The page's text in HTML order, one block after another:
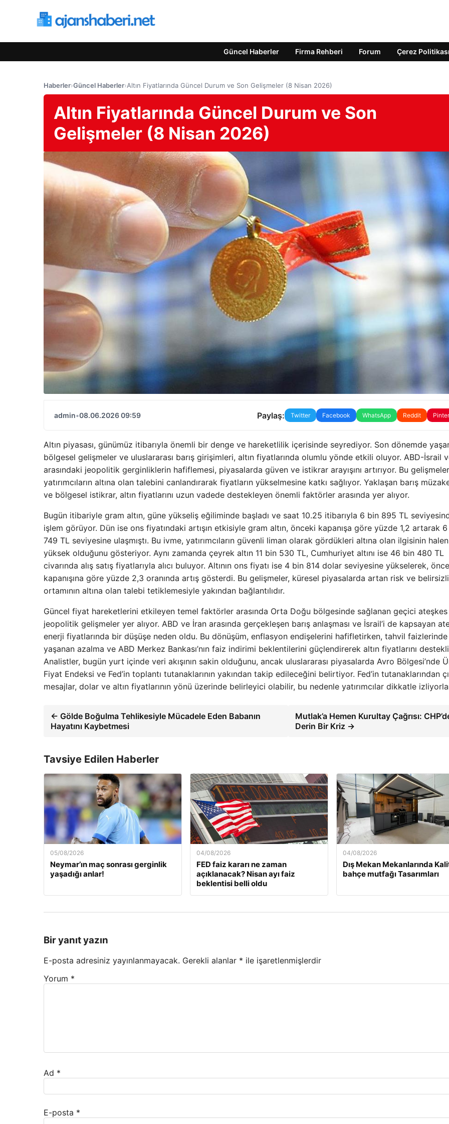
Güncel Haberler Firma Rehberi Forum Çerez Politikası
Haberler›Güncel Haberler›Altın Fiyatlarında Güncel Durum ve Son Gelişmeler (8 Nisan 2026)
Altın Fiyatlarında Güncel Durum ve Son
Gelişmeler (8 Nisan 2026)
admin•08.06.2026 09:59 Paylaş: Twitter Facebook WhatsApp Reddit
Altın piyasası, günümüz itibarıyla önemli bir denge ve hareketlilik içerisinde seyrediyor. Son dönemde
bölgesel gelişmeler ve uluslararası barış girişimleri, altın fiyatlarında olumlu yönde etkili oluyor. ABD-İsrail
arasındaki jeopolitik gerginliklerin hafiflemesi, piyasalarda güven ve istikrar arayışını artırıyor. Bu
yatırımcıların altına olan talebini canlandırarak fiyatların yükselmesine katkı sağlıyor. Yaklaşan barış
ve bölgesel istikrar, altın fiyatlarını uzun vadede destekleyen önemli faktörler arasında yer alıyor.
Bugün itibariyle gram altın, güne yükseliş eğiliminde başladı ve saat 10.25 itibarıyla 6 bin 895 TL
işlem görüyor. Dün ise ons fiyatındaki artışın etkisiyle gram altın, önceki kapanışa göre yüzde 1,2 artarak
749 TL seviyesine ulaşmıştı. Bu ivme, yatırımcıların güvenli liman olarak gördükleri altına olan ilgisinin halen
yüksek olduğunu gösteriyor. Aynı zamanda çeyrek altın 11 bin 530 TL, Cumhuriyet altını ise 46 bin 480 TL
civarında alış satış fiyatlarıyla alıcı buluyor. Altının ons fiyatı ise 4 bin 814 dolar seviyesine yükselerek,
kapanışına göre yüzde 2,3 oranında artış gösterdi. Bu gelişmeler, küresel piyasalarda artan risk ve
ortamının altına olan talebi tetiklemesiyle yakından bağlantılıdır.
Güncel fiyat hareketlerini etkileyen temel faktörler arasında Orta Doğu bölgesinde sağlanan geçici
jeopolitik gelişmeler yer alıyor. ABD ve İran arasında gerçekleşen barış anlaşması ve İsrail’i de kapsayan
enerji fiyatlarında bir düşüşe neden oldu. Bu dönüşüm, enflasyon endişelerini hafifletirken, tahvil faizlerinde
yaşanan azalma ve ABD Merkez Bankası’nın faiz indirimi beklentilerini güçlendirerek altın fiyatlarını
Analistler, bugün yurt içinde veri akışının sakin olduğunu, ancak uluslararası piyasalarda Avro Bölgesi’nde
Fiyat Endeksi ve Fed’in toplantı tutanaklarının yakından takip edileceğini belirtiyor. Fed’in tutanaklarından
mesajlar, dolar ve altın fiyatlarının yönü üzerinde belirleyici olabilir, bu nedenle yatırımcılar dikkatle
← Gölde Boğulma Tehlikesiyle Mücadele Eden Babanın
Hayatını Kaybetmesi
Mutlak’a Hemen Kurultay Çağrısı:
Derin Bir Kriz →
Tavsiye Edilen Haberler
05/08/2026
Neymar’ın maç sonrası gerginlik
yaşadığı anlar!
04/08/2026
FED faiz kararı ne zaman
açıklanacak? Nisan ayı faiz
beklentisi belli oldu
04/08/2026
Dış Mekan Mekanlarında
bahçe mutfağı Tasarımları
Bir yanıt yazın
E-posta adresiniz yayınlanmayacak. Gerekli alanlar * ile işaretlenmişlerdir
Yorum *
Ad *
E-posta *